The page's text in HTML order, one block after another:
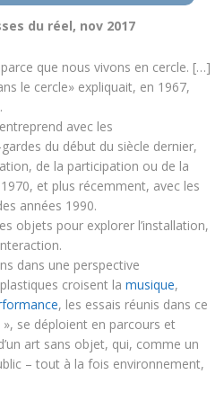
du réel, nov 2017
que nous vivons en cercle. […]
le cercle» expliquait, en 1967,
avec les
du début du siècle dernier,
de la participation ou de la
et plus récemment, avec les
années 1990.
objets pour explorer l’installation,
dans une perspective
croisent la musique,
, les essais réunis dans ce
se déploient en parcours et
art sans objet, qui, comme un
– tout à la fois environnement,